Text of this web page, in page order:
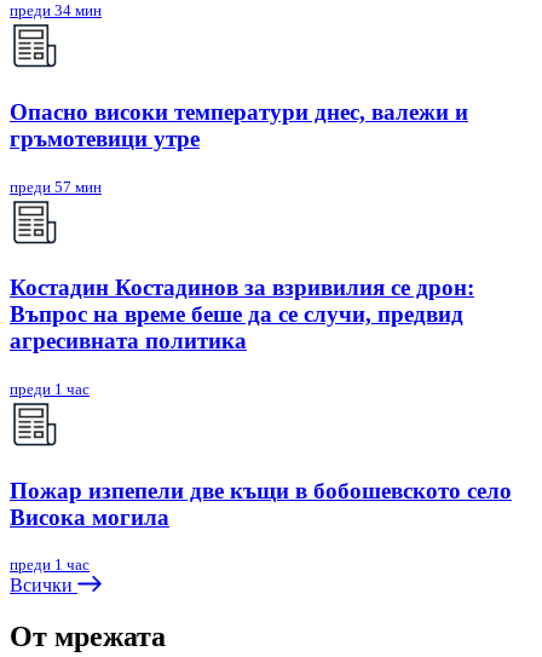
преди 34 мин
Опасно високи температури днес, валежи и
гръмотевици утре
преди 57 мин
Костадин Костадинов за взривилия се дрон:
Въпрос на време беше да се случи, предвид
агресивната политика
преди 1 час
Пожар изпепели две къщи в бобошевското село
Висока могила
преди 1 час
Всички
От мрежата